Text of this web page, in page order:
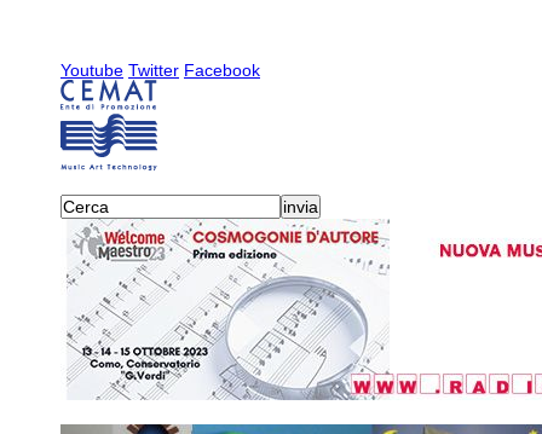
Youtube Twitter Facebook